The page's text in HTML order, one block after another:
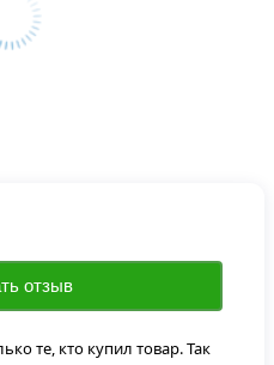
отзыв
те, кто купил товар. Так